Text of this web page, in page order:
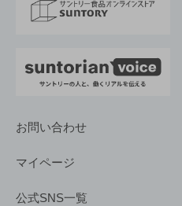
採用情報
お問い合わせ
マイページ
公式SNS一覧